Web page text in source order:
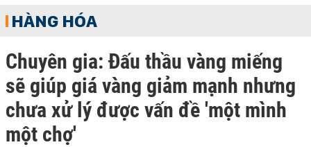
HÀNG HÓA
Chuyên gia: Đấu thầu vàng miếng
sẽ giúp giá vàng giảm mạnh nhưng
chưa xử lý được vấn đề 'một mình
một chợ'